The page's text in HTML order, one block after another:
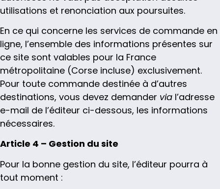
utilisations et renonciation aux poursuites.
En ce qui concerne les services de commande en
ligne, l’ensemble des informations présentes sur
ce site sont valables pour la France
métropolitaine (Corse incluse) exclusivement.
Pour toute commande destinée à d’autres
destinations, vous devez demander via l’adresse
e-mail de l’éditeur ci-dessous, les informations
nécessaires.
Article 4 – Gestion du site
Pour la bonne gestion du site, l’éditeur pourra à
tout moment :